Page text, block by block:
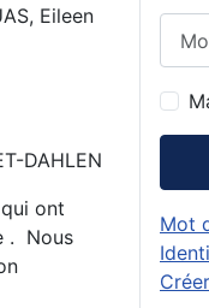
Eileen
DAHLEN
ont
. Nous
Mot